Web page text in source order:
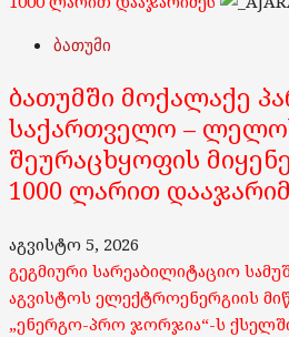
ბათუმი
ბათუმში მოქალაქე
საქართველო –
შეურაცხყოფის
1000 ლარით
აგვისტო 5, 2026
გეგმიური სარეაბილიტაციო
აგვისტოს ელექტროენერგიის
„ენერგო-პრო ჯორჯია“-ს